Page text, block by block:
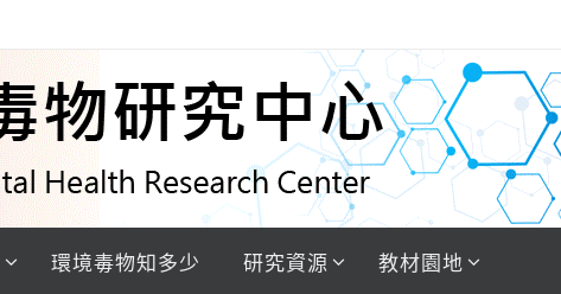
環境毒物知多少 研究資源 教材園地